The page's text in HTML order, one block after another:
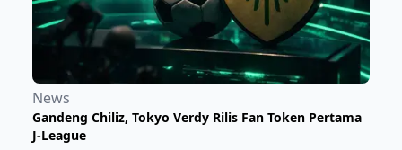
News
Gandeng Chiliz, Tokyo Verdy Rilis Fan Token Pertama
J-League